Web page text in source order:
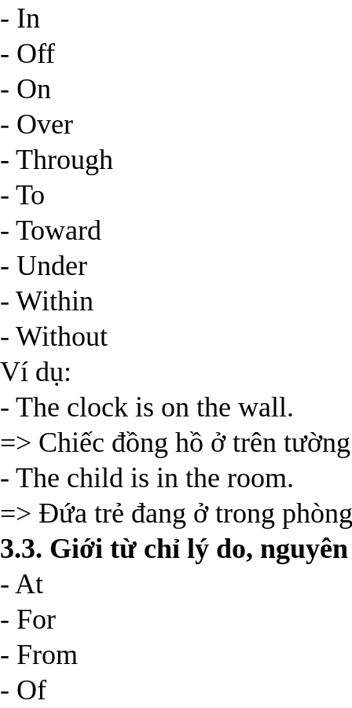
- In
- Off
- On
- Over
- Through
- To
- Toward
- Under
- Within
- Without
Ví dụ:
- The clock is on the wall.
=> Chiếc đồng hồ ở trên
- The child is in the room.
=> Đứa trẻ đang ở trong
3.3. Giới từ chỉ lý do,
- At
- For
- From
- Of